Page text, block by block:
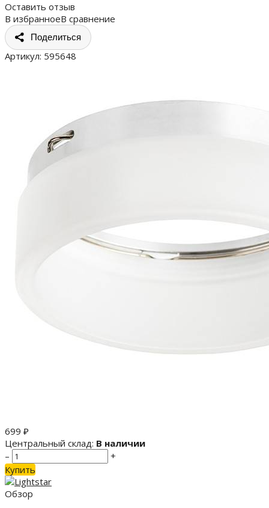
Оставить отзыв
В избранноеВ сравнение
Поделиться
Артикул: 595648
699 ₽
Центральный склад: В наличии
–
+
Купить
Обзор